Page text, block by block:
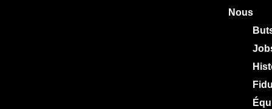
Nous